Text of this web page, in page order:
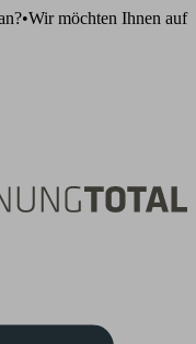
•Wir möchten Ihnen auf